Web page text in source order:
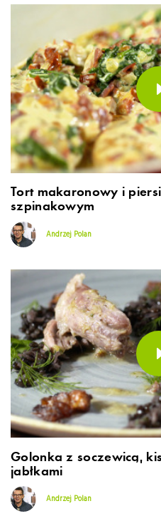
Tort makaronowy i
szpinakowym
Andrzej Polan
Golonka z soczewicą,
jabłkami
Andrzej Polan